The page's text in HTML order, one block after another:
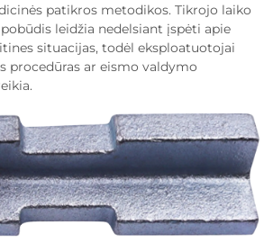
patikros metodikos. Tikrojo laiko
leidžia nedelsiant įspėti apie
situacijas, todėl eksploatuotojai
procedūras ar eismo valdymo